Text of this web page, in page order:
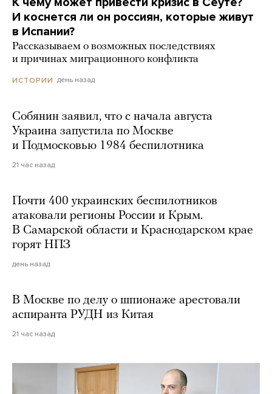
И коснется ли он россиян, которые живут
в Испании?
Рассказываем о возможных последствиях
и причинах миграционного конфликта
ИСТОРИИ день назад
Собянин заявил, что с начала августа
Украина запустила по Москве
и Подмосковью 1984 беспилотника
21 час назад
Почти 400 украинских беспилотников
атаковали регионы России и Крым.
В Самарской области и Краснодарском крае
горят НПЗ
день назад
В Москве по делу о шпионаже арестовали
аспиранта РУДН из Китая
21 час назад